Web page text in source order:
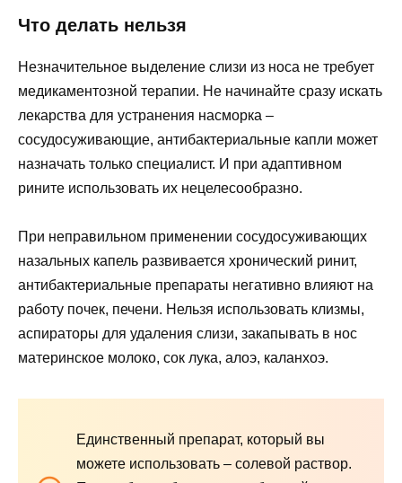
Что делать нельзя
Незначительное выделение слизи из носа не требует
медикаментозной терапии. Не начинайте сразу искать
лекарства для устранения насморка –
сосудосуживающие, антибактериальные капли может
назначать только специалист. И при адаптивном
рините использовать их нецелесообразно.
При неправильном применении сосудосуживающих
назальных капель развивается хронический ринит,
антибактериальные препараты негативно влияют на
работу почек, печени. Нельзя использовать клизмы,
аспираторы для удаления слизи, закапывать в нос
материнское молоко, сок лука, алоэ, каланхоэ.
Единственный препарат, который вы
можете использовать – солевой раствор.